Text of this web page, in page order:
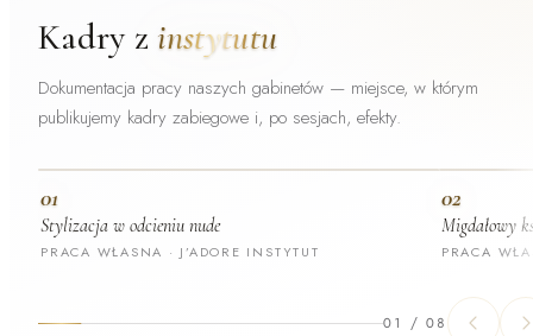
Kadry z instytutu
Dokumentacja pracy naszych gabinetów — miejsce, w którym
publikujemy kadry zabiegowe i, po sesjach, efekty.
01
Stylizacja w odcieniu nude
PRACA WŁASNA · J’ADORE INSTYTUT
02
Migdałowy
PRACA
01 / 08